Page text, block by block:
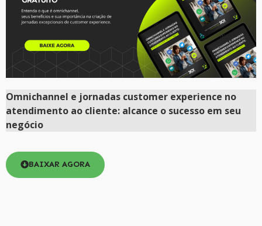
Omnichannel e jornadas customer experience no
atendimento ao cliente: alcance o sucesso em seu
negócio
BAIXAR AGORA